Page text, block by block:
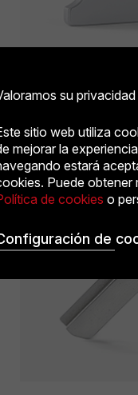
su privacidad
sitio web utiliza
mejorar la
estará
Puede obtener
de cookies o
de
Industria